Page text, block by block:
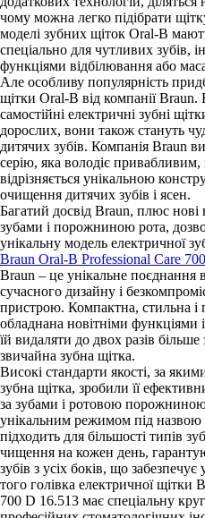
чому можна легко підібрати
моделі зубних щіток Oral-B
спеціально для чутливих зубів,
функціями відбілювання або
Але особливу популярність
щітки Oral-B від компанії Braun.
самостійні електричні зубні
дорослих, вони також стануть
дитячих зубів. Компанія Braun
серію, яка володіє
відрізняється унікальною
очищення дитячих зубів і ясен.
Багатий досвід Braun, плюс нові
зубами і порожниною рота,
унікальну модель електричної
Braun Oral-B Professional Care
Braun – це унікальне поєднання
сучасного дизайну і
пристрою. Компактна, стильна і
обладнана новітніми функціями
їй видаляти до двох разів
звичайна зубна щітка.
Високі стандарти якості, за
зубна щітка, зробили її
за зубами і ротовою
унікальним режимом під
підходить для більшості типів
чищення на кожен день,
зубів з усіх боків, що
того голівка електричної щітки
700 D 16.513 має спеціальну